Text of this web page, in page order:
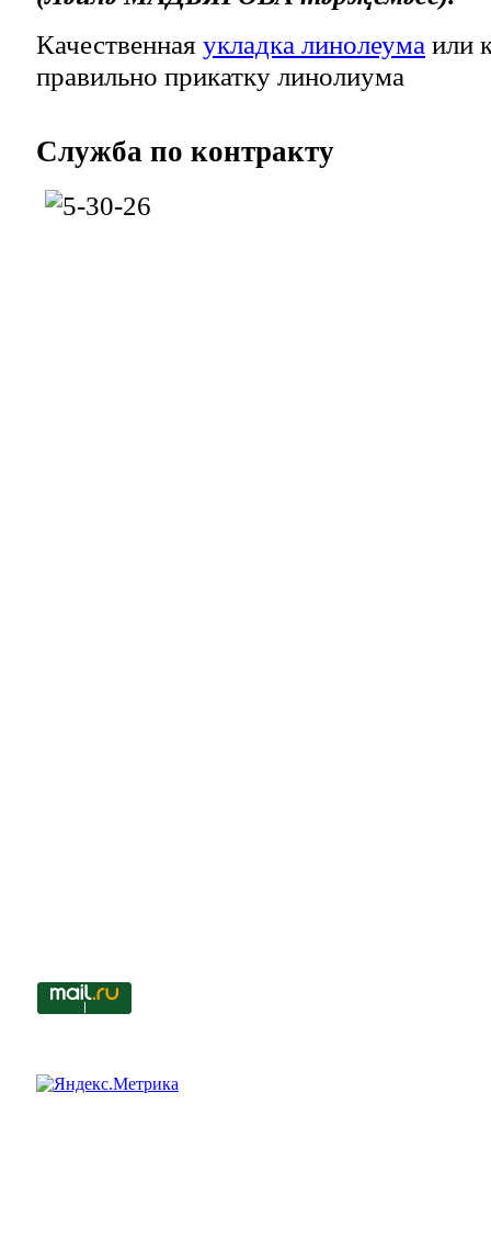
Качественная укладка линолеума или
правильно прикатку линолиума
Служба по контракту